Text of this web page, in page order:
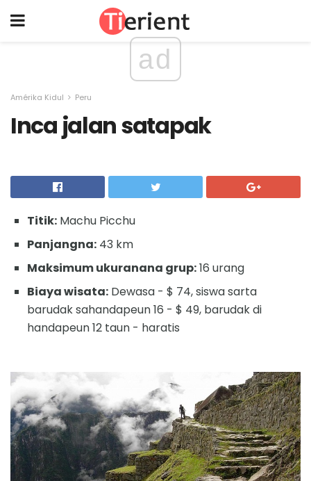
ad
Amérika Kidul Peru
Inca jalan satapak
Titik: Machu Picchu
Panjangna: 43 km
Maksimum ukuranana grup:16 urang
Biaya wisata: Dewasa - $ 74, siswa sarta
barudak sahandapeun 16 - $ 49, barudak di
handapeun 12 taun - haratis